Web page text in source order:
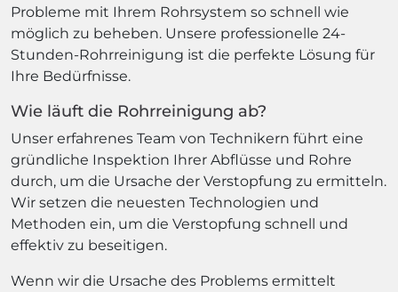
Probleme mit Ihrem Rohrsystem so schnell wie
möglich zu beheben. Unsere professionelle 24-
Stunden-Rohrreinigung ist die perfekte Lösung für
Ihre Bedürfnisse.
Wie läuft die Rohrreinigung ab?
Unser erfahrenes Team von Technikern führt eine
gründliche Inspektion Ihrer Abflüsse und Rohre
durch, um die Ursache der Verstopfung zu ermitteln.
Wir setzen die neuesten Technologien und
Methoden ein, um die Verstopfung schnell und
effektiv zu beseitigen.
Wenn wir die Ursache des Problems ermittelt